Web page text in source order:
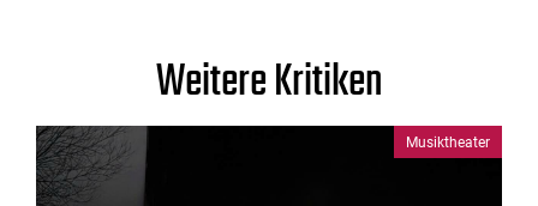
Weitere Kritiken
Musiktheater